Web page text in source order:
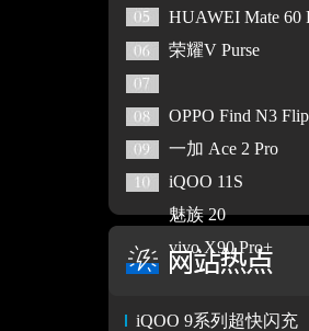
HUAWEI Mate 60
荣耀V Purse
OPPO Find N3 Flip
一加 Ace 2 Pro
iQOO 11S
魅族 20
vivo X90 Pro+
iQOO 9系列超快闪充